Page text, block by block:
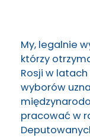
My, legalnie
którzy
Rosji w
wyborów
pracować w